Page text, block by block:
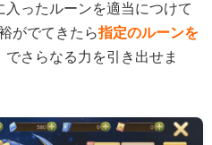
ったルーンを適当につけて
がでてきたら指定のルーンを
でさらなる力を引き出せま